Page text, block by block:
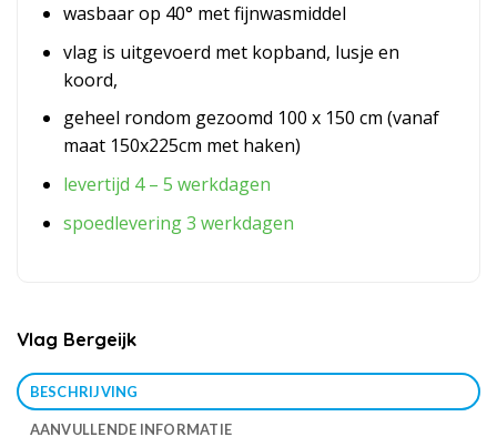
wasbaar op 40° met fijnwasmiddel
vlag is uitgevoerd met kopband, lusje en
koord,
geheel rondom gezoomd 100 x 150 cm (vanaf
maat 150x225cm met haken)
levertijd 4 – 5 werkdagen
spoedlevering 3 werkdagen
Vlag Bergeijk
BESCHRIJVING
AANVULLENDE INFORMATIE